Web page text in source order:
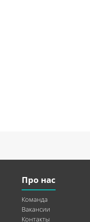
Про нас
Команда
Вакансии
Контакты